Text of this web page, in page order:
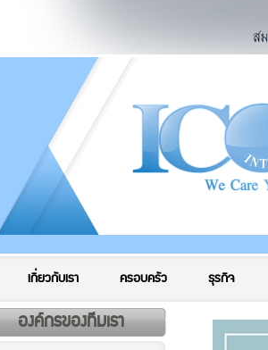
เกี่ยวกับเรา ครอบครัว ธุรกิจ
องค์กรของทีมเรา